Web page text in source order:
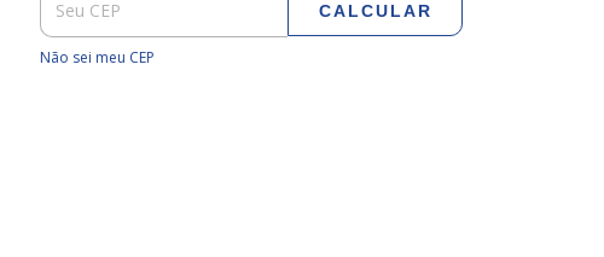
CALCULAR
Não sei meu CEP